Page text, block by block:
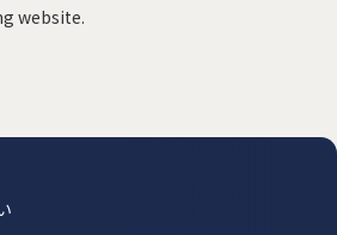
契約の流れ
website.